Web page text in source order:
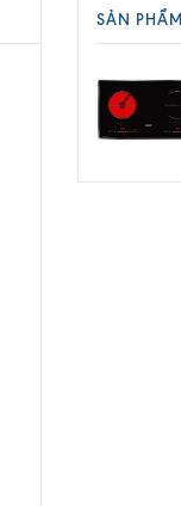
SẢN